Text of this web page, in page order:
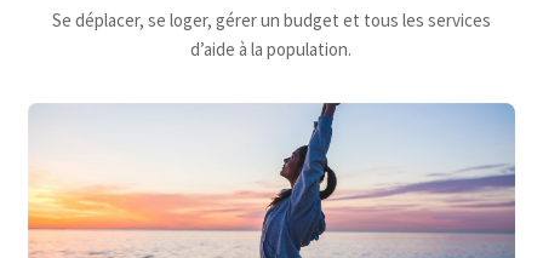
Se déplacer, se loger, gérer un budget et tous les services
d’aide à la population.